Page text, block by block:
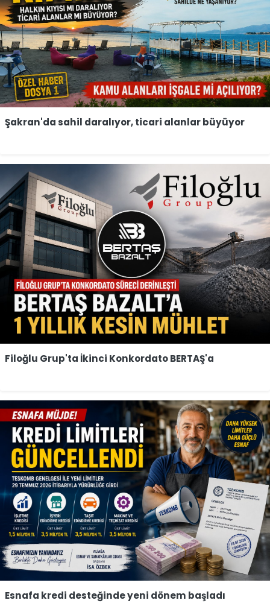
Şakran'da sahil daralıyor, ticari alanlar büyüyor
Filoğlu Grup'ta İkinci Konkordato BERTAŞ'a
Esnafa kredi desteğinde yeni dönem başladı